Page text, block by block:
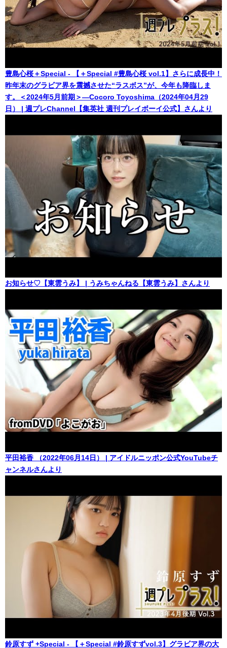
豊島心桜＋Special - 【＋Special #豊島心桜 vol.1】さらに成長中！
昨年末のグラビア界を震撼させた“ラスボス”が、今年も降臨しま
す。＜2024年5月前期＞―Cocoro Toyoshima（2024年04月29
日） | 週プレChannel【集英社 週刊プレイボーイ公式】さんより
お知らせ♡【東雲うみ】 | うみちゃんねる【東雲うみ】さんより
平田裕香 （2022年06月14日） | アイドルニッポン公式YouTubeチ
ャンネルさんより
鈴原すず +Special - 【＋Special #鈴原すずvol.3】グラビア界の大